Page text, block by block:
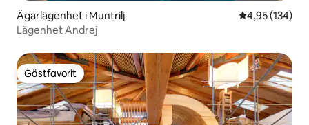
Ägarlägenhet i Muntrilj 4,95 av 5 i
4,95 (134)
Lägenhet Andrej
Gästfavorit
Gästfavorit